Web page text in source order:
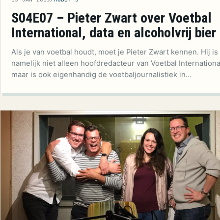
S04E07 – Pieter Zwart over Voetbal
International, data en alcoholvrij bier
Als je van voetbal houdt, moet je Pieter Zwart kennen. Hij is
namelijk niet alleen hoofdredacteur van Voetbal
maar is ook eigenhandig de voetbaljournalistiek in…